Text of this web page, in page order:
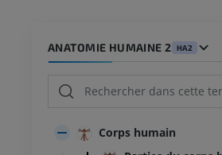
ANATOMIE HUMAINE 2 HA2
Corps humain